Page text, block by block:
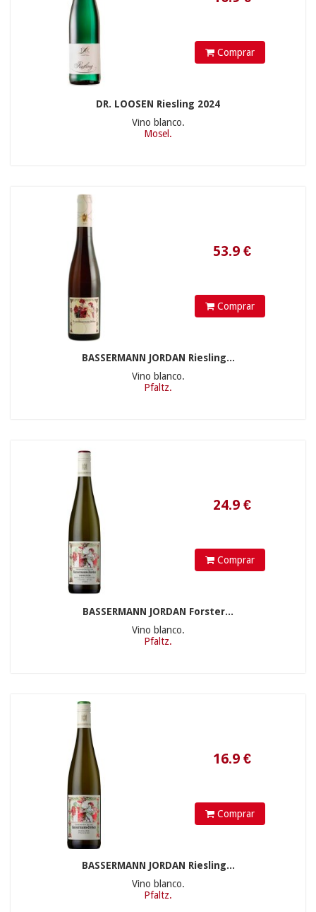
Comprar
DR. LOOSEN Riesling 2024
Vino blanco.
Mosel.
Comprar
BASSERMANN JORDAN Riesling...
Vino blanco.
Pfaltz.
Comprar
BASSERMANN JORDAN Forster...
Vino blanco.
Pfaltz.
Comprar
BASSERMANN JORDAN Riesling...
Vino blanco.
Pfaltz.